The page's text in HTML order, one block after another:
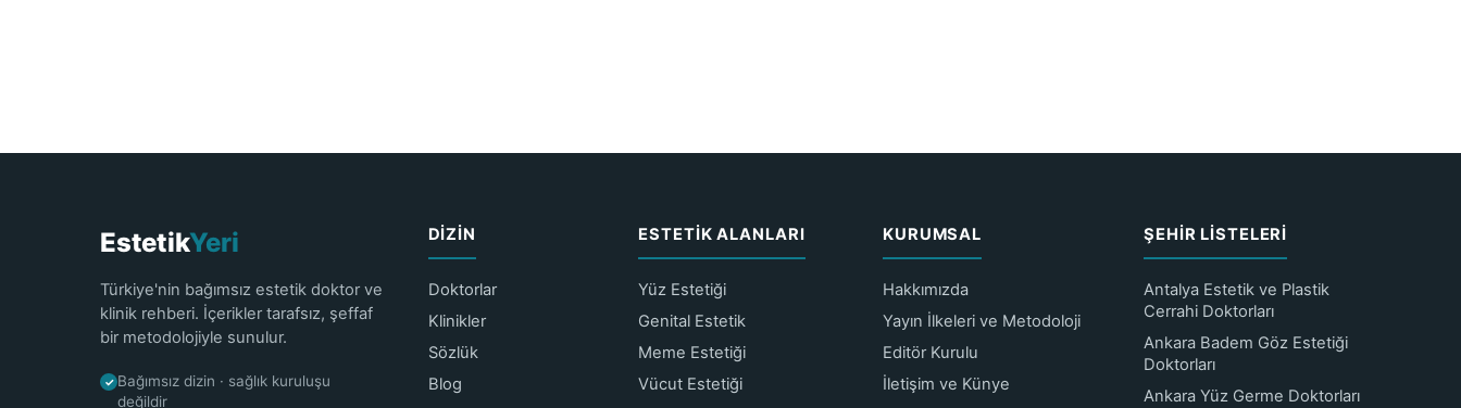
EstetikYeri
Türkiye'nin bağımsız estetik doktor ve
klinik rehberi. İçerikler tarafsız, şeffaf
bir metodolojiyle sunulur.
✓ Bağımsız dizin · sağlık kuruluşu
değildir
DIZIN
Doktorlar
Klinikler
Sözlük
Blog
ESTETIK ALANLARI
Yüz Estetiği
Genital Estetik
Meme Estetiği
Vücut Estetiği
KURUMSAL
Hakkımızda
Yayın İlkeleri ve Metodoloji
Editör Kurulu
İletişim ve Künye
ŞEHIR LISTELERI
Antalya Estetik ve Plastik
Cerrahi Doktorları
Ankara Badem Göz Estetiği
Doktorları
Ankara Yüz Germe Doktorları